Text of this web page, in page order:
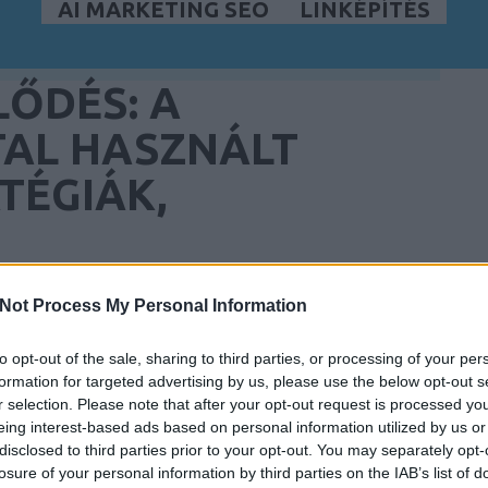
Process My Personal Information
opt-out of the sale, sharing to third parties, or processing of your
for targeted advertising by us, please use the below opt-out
selection. Please note that after your opt-out request is processed
interest-based ads based on personal information utilized by us
to third parties prior to your opt-out. You may separately
of your personal information by third parties on the IAB’s list of
AI MARKETING SEO
LINKÉPÍTÉS
A
HASZNÁLT
A SZAKÉRTŐK ÁLTAL
azért, mert valaki elérte a kényelmi szintjét, és